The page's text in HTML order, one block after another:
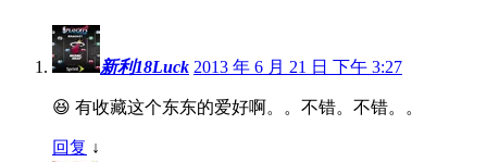
新利18Luck 2013 年 6 月 21 日 下午 3:27
😆 有收藏这个东东的爱好啊。。不错。不错。。
回复 ↓